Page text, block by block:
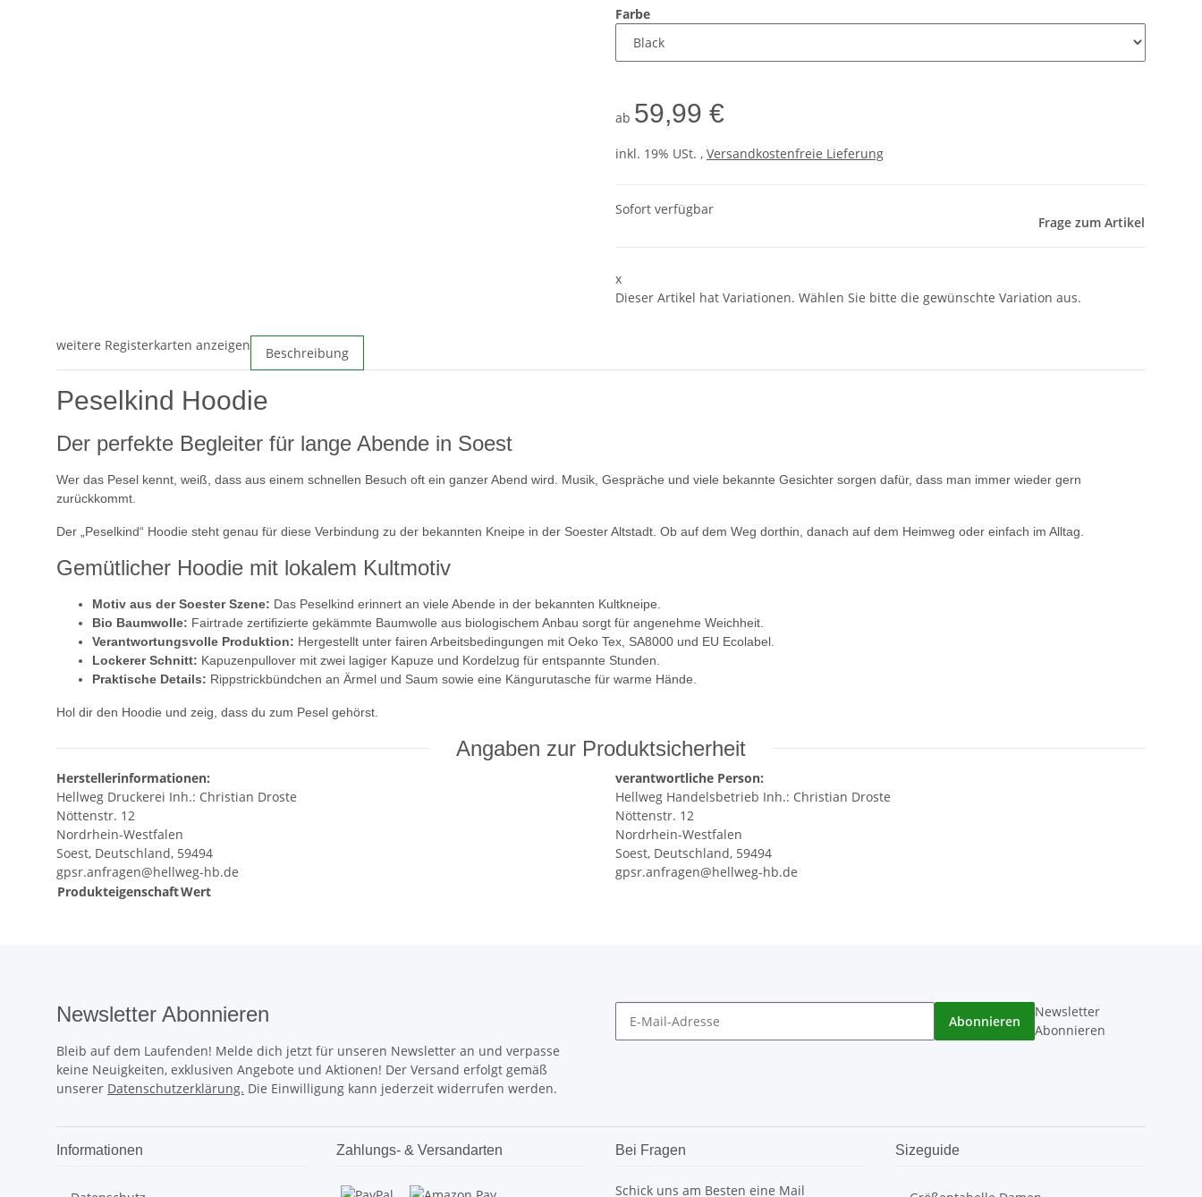
Farbe
ab 59,99 €
inkl. 19% USt. , Versandkostenfreie Lieferung
Sofort verfügbar
Frage zum Artikel
x
Dieser Artikel hat Variationen. Wählen Sie bitte die gewünschte Variation aus.
weitere Registerkarten anzeigen Beschreibung
Peselkind Hoodie
Der perfekte Begleiter für lange Abende in Soest
Wer das Pesel kennt, weiß, dass aus einem schnellen Besuch oft ein ganzer Abend wird. Musik, Gespräche und viele bekannte Gesichter sorgen dafür, dass man immer wieder gern
zurückkommt.
Der „Peselkind“ Hoodie steht genau für diese Verbindung zu der bekannten Kneipe in der Soester Altstadt. Ob auf dem Weg dorthin, danach auf dem Heimweg oder einfach im Alltag.
Gemütlicher Hoodie mit lokalem Kultmotiv
Motiv aus der Soester Szene: Das Peselkind erinnert an viele Abende in der bekannten Kultkneipe.
Bio Baumwolle: Fairtrade zertifizierte gekämmte Baumwolle aus biologischem Anbau sorgt für angenehme Weichheit.
Verantwortungsvolle Produktion: Hergestellt unter fairen Arbeitsbedingungen mit Oeko Tex, SA8000 und EU Ecolabel.
Lockerer Schnitt: Kapuzenpullover mit zwei lagiger Kapuze und Kordelzug für entspannte Stunden.
Praktische Details: Rippstrickbündchen an Ärmel und Saum sowie eine Kängurutasche für warme Hände.
Hol dir den Hoodie und zeig, dass du zum Pesel gehörst.
Angaben zur Produktsicherheit
Herstellerinformationen:
Hellweg Druckerei Inh.: Christian Droste
Nöttenstr. 12
Nordrhein-Westfalen
Soest, Deutschland, 59494
gpsr.anfragen@hellweg-hb.de
verantwortliche Person:
Hellweg Handelsbetrieb Inh.: Christian Droste
Nöttenstr. 12
Nordrhein-Westfalen
Soest, Deutschland, 59494
gpsr.anfragen@hellweg-hb.de
ProdukteigenschaftWert
Newsletter Abonnieren
Bleib auf dem Laufenden! Melde dich jetzt für unseren Newsletter an und verpasse
keine Neuigkeiten, exklusiven Angebote und Aktionen! Der Versand erfolgt gemäß
unserer Datenschutzerklärung. Die Einwilligung kann jederzeit widerrufen werden.
Abonnieren
Newsletter
Abonnieren
Informationen Zahlungs- & Versandarten Bei Fragen
Schick uns am Besten eine Mail
Sizeguide